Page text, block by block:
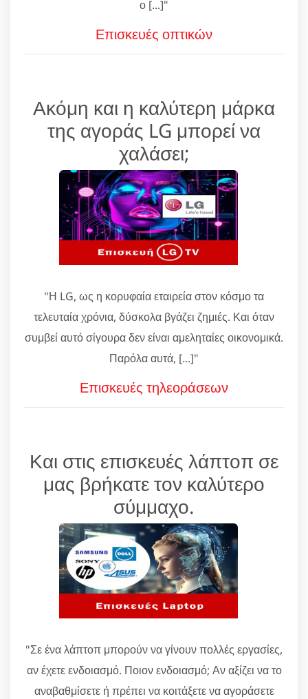
ο [...]"
Επισκευές οπτικών
Ακόμη και η καλύτερη μάρκα
της αγοράς LG μπορεί να
χαλάσει;
"Η LG, ως η κορυφαία εταιρεία στον κόσμο τα
τελευταία χρόνια, δύσκολα βγάζει ζημιές. Και όταν
συμβεί αυτό σίγουρα δεν είναι αμεληταίες οικονομικά.
Παρόλα αυτά, [...]"
Επισκευές τηλεοράσεων
Και στις επισκευές λάπτοπ σε
μας βρήκατε τον καλύτερο
σύμμαχο.
"Σε ένα λάπτοπ μπορούν να γίνουν πολλές εργασίες,
αν έχετε ενδοιασμό. Ποιον ενδοιασμό; Αν αξίζει να το
αναβαθμίσετε ή πρέπει να κοιτάξετε να αγοράσετε